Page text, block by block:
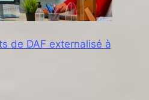
de DAF externalisé à